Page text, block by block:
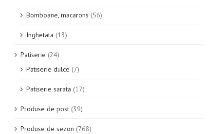
Bomboane, macarons (56)
Inghetata (13)
Patiserie (24)
Patiserie dulce (7)
Patiserie sarata (17)
Produse de post (39)
Produse de sezon (768)